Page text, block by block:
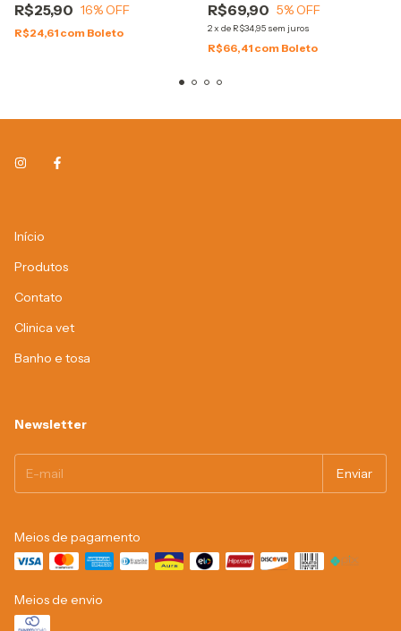
R$25,90 16% OFF
R$24,61 com Boleto
R$69,90 5% OFF
2x de R$34,95 sem juros
R$66,41 com Boleto
Início
Produtos
Contato
Clinica vet
Banho e tosa
Newsletter
Meios de pagamento
Meios de envio